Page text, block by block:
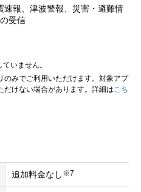
速報、津波警報、災害・避難情
受信
いません。
のみでご利用いただけます。対象アプ
だけない場合があります。詳細は こち
追加料金なし ※7